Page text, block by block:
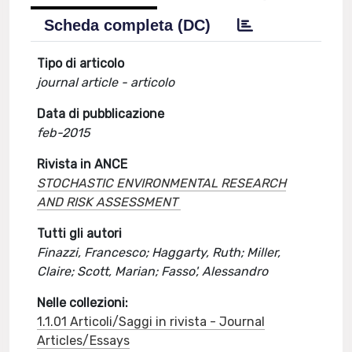
Scheda completa (DC)
Tipo di articolo
journal article - articolo
Data di pubblicazione
feb-2015
Rivista in ANCE
STOCHASTIC ENVIRONMENTAL RESEARCH
AND RISK ASSESSMENT
Tutti gli autori
Finazzi, Francesco; Haggarty, Ruth; Miller,
Claire; Scott, Marian; Fasso', Alessandro
Nelle collezioni:
1.1.01 Articoli/Saggi in rivista - Journal
Articles/Essays